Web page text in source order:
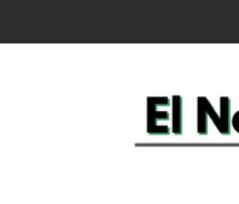
al